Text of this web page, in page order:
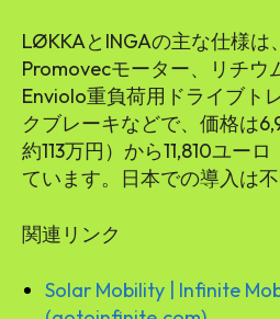
LØKKAとINGAの主な仕様は
Promovecモーター、リチウ
Enviolo重負荷用ドライブト
クブレーキなどで、価格は
約113万円）から11,810ユー
ています。日本での導入は不
関連リンク
Solar Mobility | Infinite